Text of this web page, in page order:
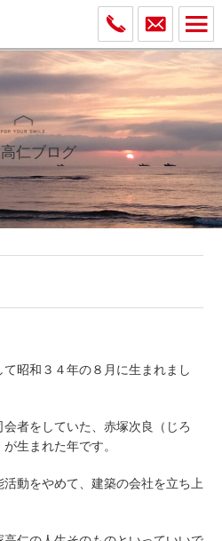
仁ブログ
昭和３４年の８月に生まれまし
者をしていた、赤塚次良（じろ
生まれた年です。
動をやめて、建築の会社を立ち上